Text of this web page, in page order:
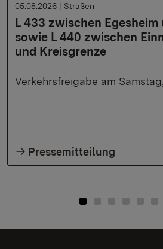
L 433 zwischen
sowie L 440 zwischen
und Kreisgrenze
05.08.2026 | Straßen
Verkehrsfreigabe am
Pressemitteilung